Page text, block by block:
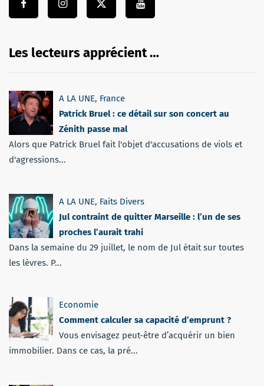
Les lecteurs apprécient …
A LA UNE, France
Patrick Bruel : ce détail sur son concert au
Zénith passe mal
Alors que Patrick Bruel fait l'objet d'accusations de viols et
d'agressions...
A LA UNE, Faits Divers
Jul contraint de quitter Marseille : l’un de ses
proches l’aurait trahi
Dans la semaine du 29 juillet, le nom de Jul était sur toutes
les lèvres. P...
Economie
Comment calculer sa capacité d’emprunt ?
Vous envisagez peut-être d’acquérir un bien
immobilier. Dans ce cas, la pré...